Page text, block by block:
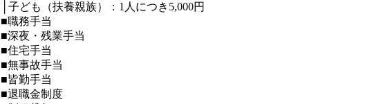
│子ども（扶養親族）：1人につき5,000円
■職務手当
■深夜・残業手当
■住宅手当
■無事故手当
■皆勤手当
■退職金制度